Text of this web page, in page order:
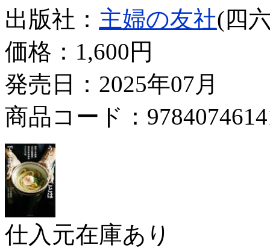
出版社： 主婦の友社(四
価格： 1,600円
発売日：2025年07月
商品コード：
仕入元在庫あり